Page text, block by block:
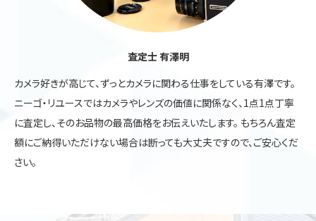
査定士 有澤明
カメラ好きが高じて、ずっとカメラに関わる仕事をしている有澤です。
ニーゴ・リユースではカメラやレンズの価値に関係なく、1点1点丁寧
に査定し、そのお品物の最高価格をお伝えいたします。 もちろん査定
額にご納得いただけない場合は断っても大丈夫ですので、ご安心くだ
さい。